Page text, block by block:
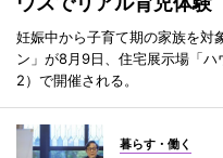
妊娠中から子育て期の家族を対
ン」が8月9日、住宅展示場「
2）で開催される。
暮らす・働く